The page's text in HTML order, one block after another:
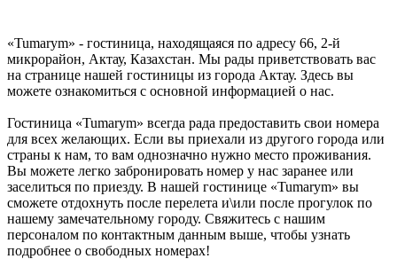
«Tumarym» - гостиница, находящаяся по адресу 66, 2-й
микрорайон, Актау, Казахстан. Мы рады приветствовать вас
на странице нашей гостиницы из города Актау. Здесь вы
можете ознакомиться с основной информацией о нас.
Гостиница «Tumarym» всегда рада предоставить свои номера
для всех желающих. Если вы приехали из другого города или
страны к нам, то вам однозначно нужно место проживания.
Вы можете легко забронировать номер у нас заранее или
заселиться по приезду. В нашей гостинице «Tumarym» вы
сможете отдохнуть после перелета и\или после прогулок по
нашему замечательному городу. Свяжитесь с нашим
персоналом по контактным данным выше, чтобы узнать
подробнее о свободных номерах!